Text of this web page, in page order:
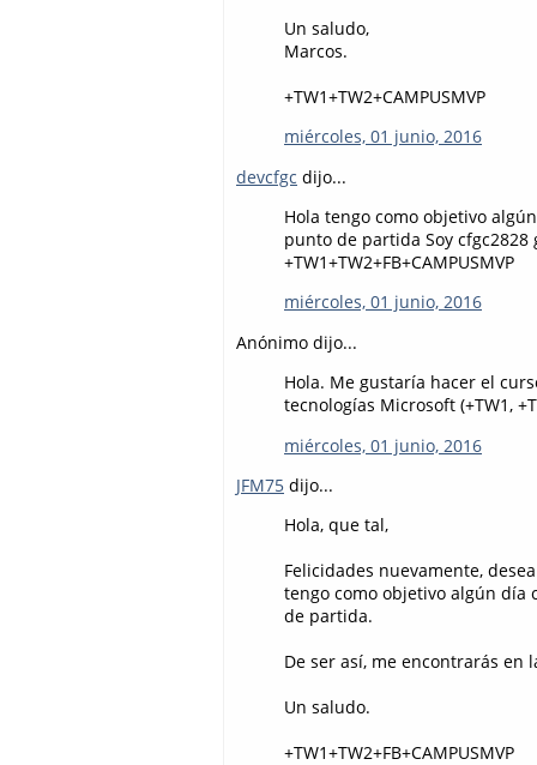
Un saludo,
Marcos.
+TW1+TW2+CAMPUSMVP
miércoles, 01 junio, 2016
devcfgc dijo...
Hola tengo como objetivo
punto de partida Soy
+TW1+TW2+FB+CAMPUSMVP
miércoles, 01 junio, 2016
Anónimo dijo...
Hola. Me gustaría hacer el
tecnologías Microsoft (+TW1,
miércoles, 01 junio, 2016
JFM75 dijo...
Hola, que tal,
Felicidades nuevamente,
tengo como objetivo algún día
de partida.
De ser así, me encontrarás
Un saludo.
+TW1+TW2+FB+CAMPUSMVP